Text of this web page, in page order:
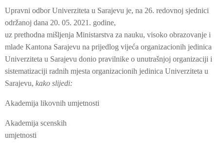
Upravni odbor Univerziteta u Sarajevu je, na 26. redovnoj sjednici
održanoj dana 20. 05. 2021. godine,
uz prethodna mišljenja Ministarstva za nauku, visoko obrazovanje i
mlade Kantona Sarajevu na prijedlog vijeća organizacionih jedinica
Univerziteta u Sarajevu donio pravilnike o unutrašnjoj organizaciji i
sistematizaciji radnih mjesta organizacionih jedinica Univerziteta u
Sarajevu, kako slijedi:
Akademija likovnih umjetnosti
Akademija scenskih
umjetnosti